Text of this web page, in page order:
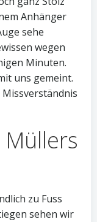
Anhänger
sehe
wegen
Minuten.
uns gemeint.
Missverständnis
zu Fuss
sehen wir